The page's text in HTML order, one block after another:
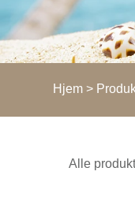
Hjem >
Alle